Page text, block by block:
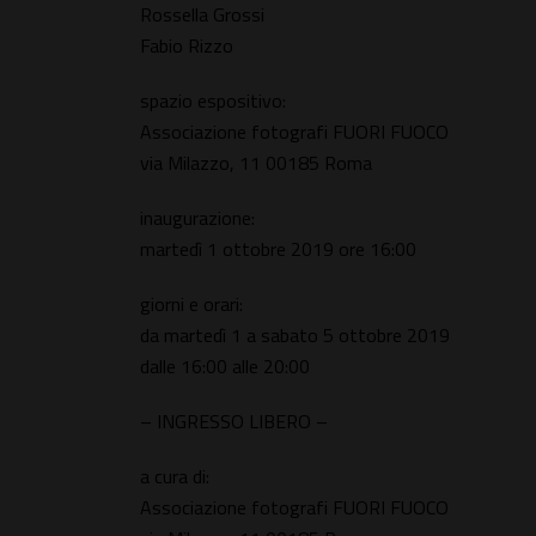
Rossella Grossi
Fabio Rizzo
spazio espositivo:
Associazione fotografi FUORI FUOCO
via Milazzo, 11 00185 Roma
inaugurazione:
martedì 1 ottobre 2019 ore 16:00
giorni e orari:
da martedì 1 a sabato 5 ottobre 2019
dalle 16:00 alle 20:00
– INGRESSO LIBERO –
a cura di:
Associazione fotografi FUORI FUOCO